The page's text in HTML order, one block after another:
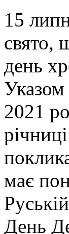
15
свято,
день
2021
має
День